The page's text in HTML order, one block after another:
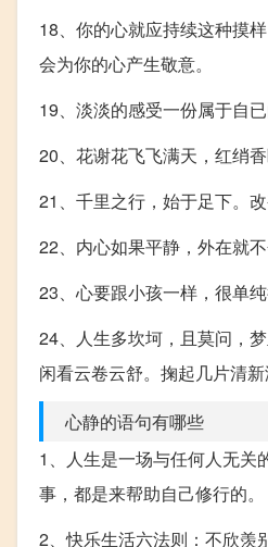
18、你的心就应持续这种摸
会为你的心产生敬意。
19、淡淡的感受一份属于自
20、花谢花飞飞满天，红绡
21、千里之行，始于足下。
22、内心如果平静，外在就不
23、心要跟小孩一样，很单
24、人生多坎坷，且莫问，
闲看云卷云舒。掬起几片清
心静的语句有哪些
1、人生是一场与任何人无关
事，都是来帮助自己修行的。
2、快乐生活六法则：不欣羡